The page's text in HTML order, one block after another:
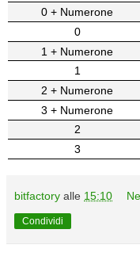
0 + Numerone
0
1 + Numerone
1
2 + Numerone
3 + Numerone
2
3
bitfactory alle 15:10
Condividi